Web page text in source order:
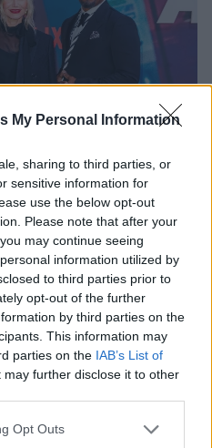
My Personal Information
sharing to third parties, or
sensitive information for
use the below opt-out
Please note that after your
may continue seeing
information utilized by
to third parties prior to
opt-out of the further
by third parties on the
This information may
parties on the IAB’s List of
may further disclose it to other
uses one or more Google
Opt Outs
που έχουν δει το
Ντίαζ πρόκειται
την υποκριτική, μετά
Η ηθοποιός φέρεται να
και την καριέρα
στην οικογένειά